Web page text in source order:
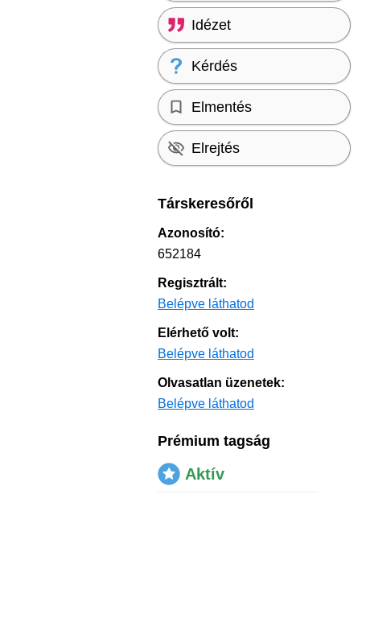
Idézet
Kérdés
Elmentés
Elrejtés
Társkeresőről
Azonosító:
652184
Regisztrált:
Belépve láthatod
Elérhető volt:
Belépve láthatod
Olvasatlan üzenetek:
Belépve láthatod
Prémium tagság
Aktív